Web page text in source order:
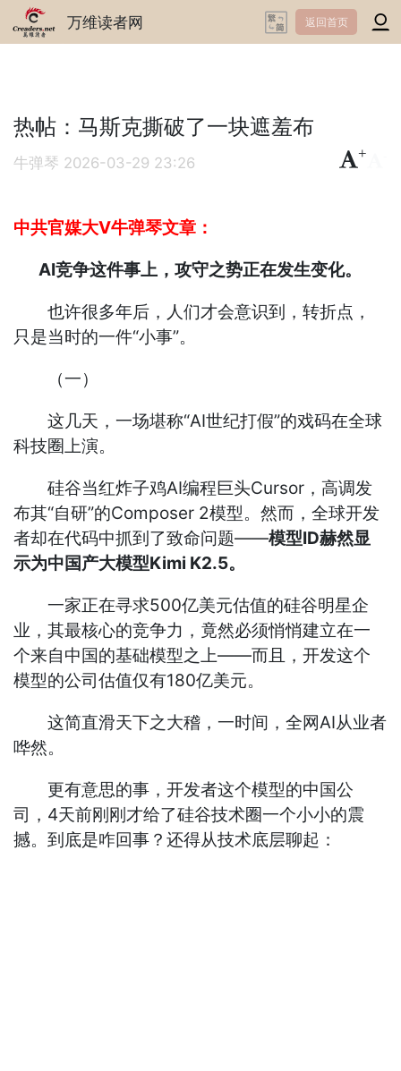
万维读者网 返回首页
热帖：马斯克撕破了一块遮羞布
牛弹琴 2026-03-29 23:26
+
中共官媒大V牛弹琴文章：
AI竞争这件事上，攻守之势正在发生变化。
也许很多年后，人们才会意识到，转折点，
只是当时的一件“小事”。
（一）
这几天，一场堪称“AI世纪打假”的戏码在全球
科技圈上演。
硅谷当红炸子鸡AI编程巨头Cursor，高调发
布其“自研”的Composer 2模型。然而，全球开发
者却在代码中抓到了致命问题——模型ID赫然显
示为中国产大模型Kimi K2.5。
一家正在寻求500亿美元估值的硅谷明星企
业，其最核心的竞争力，竟然必须悄悄建立在一
个来自中国的基础模型之上——而且，开发这个
模型的公司估值仅有180亿美元。
这简直滑天下之大稽，一时间，全网AI从业者
哗然。
更有意思的事，开发者这个模型的中国公
司，4天前刚刚才给了硅谷技术圈一个小小的震
撼。到底是咋回事？还得从技术底层聊起：